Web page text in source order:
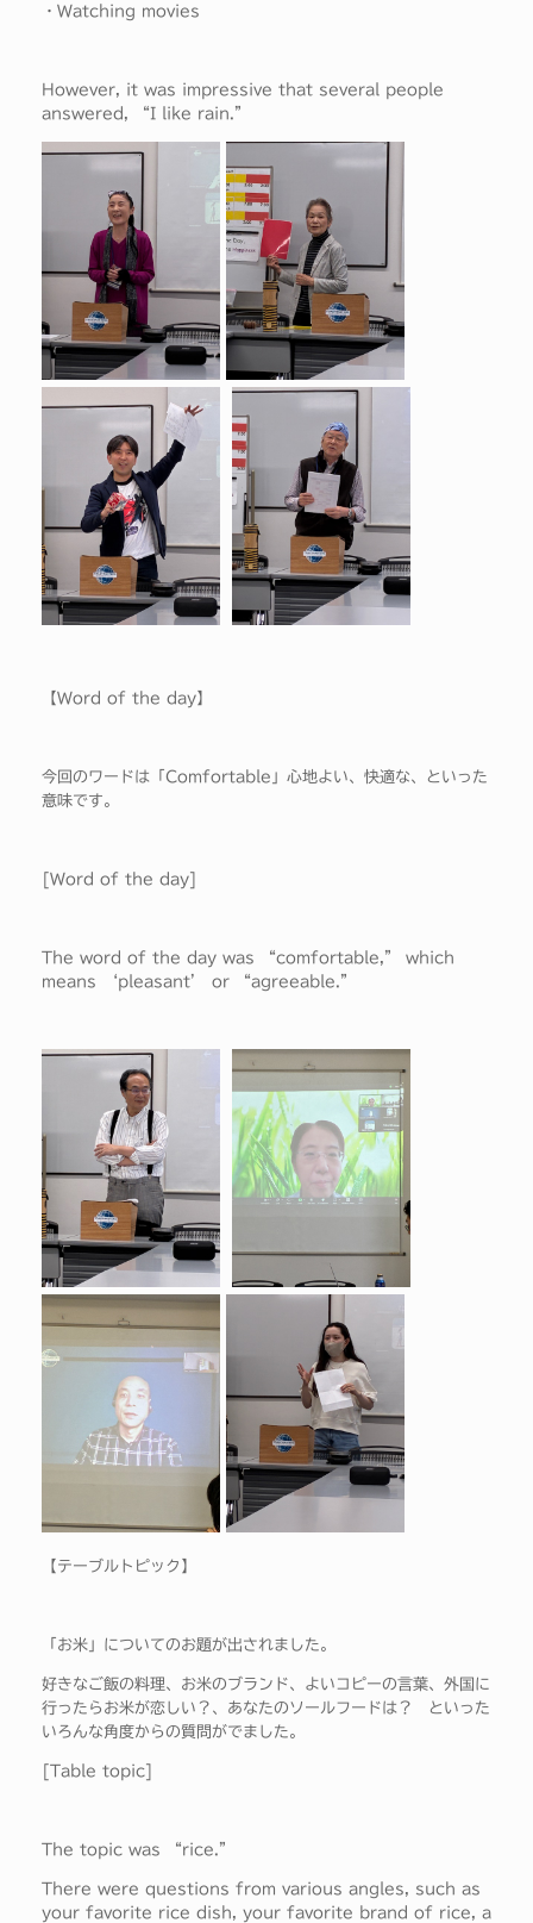
・Watching movies
However, it was impressive that several people
answered, “I like rain.”
【Word of the day】
今回のワードは「Comfortable」心地よい、快適な、といった
意味です。
[Word of the day]
The word of the day was “comfortable,” which
means ‘pleasant’ or “agreeable.”
【テーブルトピック】
「お米」についてのお題が出されました。
好きなご飯の料理、お米のブランド、よいコピーの言葉、外国に
行ったらお米が恋しい？、あなたのソールフードは？ といった
いろんな角度からの質問がでました。
[Table topic]
The topic was “rice.”
There were questions from various angles, such as
your favorite rice dish, your favorite brand of rice, a